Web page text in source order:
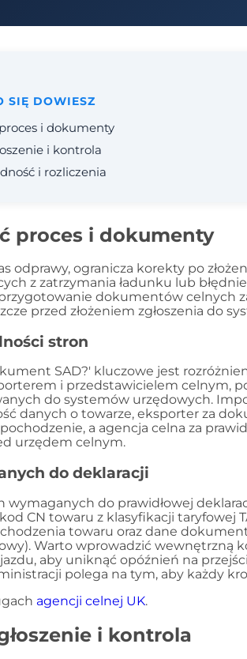
SIĘ DOWIESZ
i dokumenty
i kontrola
i rozliczenia
proces i dokumenty
odprawy, ogranicza korekty po
z zatrzymania ładunku lub
dokumentów celnych
przed złożeniem zgłoszenia do
stron
SAD?' kluczowe jest
i przedstawicielem celnym,
do systemów urzędowych.
danych o towarze, eksporter za
a agencja celna za
urzędem celnym.
do deklaracji
wymaganych do prawidłowej
CN towaru z klasyfikacji taryfowej
towaru oraz dane
Warto wprowadzić wewnętrzną
aby uniknąć opóźnień na
polega na tym, aby każdy
agencji celnej UK.
i kontrola